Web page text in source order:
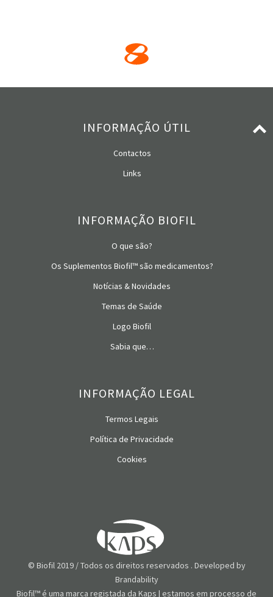
INFORMAÇÃO ÚTIL
Contactos
Links
INFORMAÇÃO BIOFIL
O que são?
Os Suplementos Biofil™ são medicamentos?
Notícias & Novidades
Temas de Saúde
Logo Biofil
Sabia que…
INFORMAÇÃO LEGAL
Termos Legais
Política de Privacidade
Cookies
© Biofil 2019 / Todos os direitos reservados . Developed by
Brandability
Biofil™ é uma marca registada da Kaps | estamos em processo de